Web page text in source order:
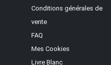
Conditions générales de
vente
FAQ
Mes Cookies
Livre Blanc